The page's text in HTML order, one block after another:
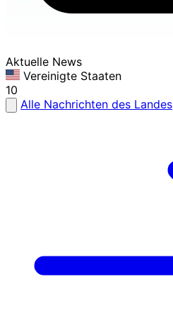
Aktuelle News
Vereinigte Staaten
10
Alle Nachrichten des Landes